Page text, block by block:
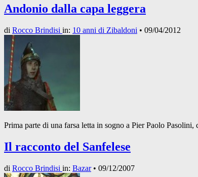
Andonio dalla capa leggera
di Rocco Brindisi in: 10 anni di Zibaldoni • 09/04/2012
Prima parte di una farsa letta in sogno a Pier Paolo
Il racconto del Sanfelese
di Rocco Brindisi in: Bazar• 09/12/2007